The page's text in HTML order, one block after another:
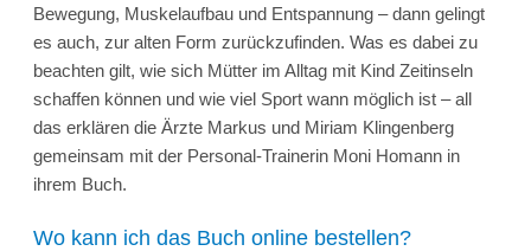
Bewegung, Muskelaufbau und Entspannung – dann gelingt
es auch, zur alten Form zurückzufinden. Was es dabei zu
beachten gilt, wie sich Mütter im Alltag mit Kind Zeitinseln
schaffen können und wie viel Sport wann möglich ist – all
das erklären die Ärzte Markus und Miriam Klingenberg
gemeinsam mit der Personal-Trainerin Moni Homann in
ihrem Buch.
Wo kann ich das Buch online bestellen?